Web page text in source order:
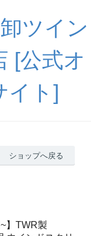
ツイン
[公式オ
イト]
ショップへ戻る
】TWR製